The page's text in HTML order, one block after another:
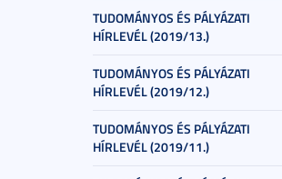
TUDOMÁNYOS ÉS PÁLYÁZATI
HÍRLEVÉL (2019/13.)
TUDOMÁNYOS ÉS PÁLYÁZATI
HÍRLEVÉL (2019/12.)
TUDOMÁNYOS ÉS PÁLYÁZATI
HÍRLEVÉL (2019/11.)